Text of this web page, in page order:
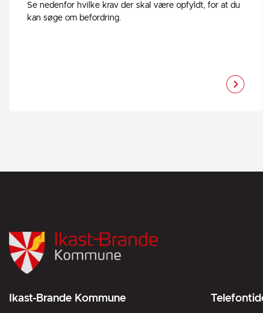
Se nedenfor hvilke krav der skal være opfyldt, for at du
kan søge om befordring.
Ikast-Brande Kommune